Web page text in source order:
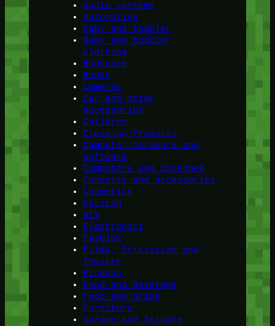
Audio systems
Automotive
Baby and toddler
Baby and toddler
clothing
Bodycare
Books
Cameras
Car and motor
accessories
Children
Cleaning Products
Computer hardware and
software
Computers and Internet
Consoles and accessories
Cosmetics
Cycling
DIY
Electronics
Fashion
Films, Television and
Theatre
Finanse
Food and Beverage
Food and drink
Furniture
Garden and leisure